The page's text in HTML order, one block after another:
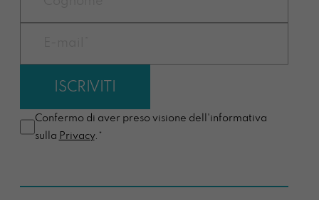
Confermo di aver preso visione dell'informativa
sulla Privacy.*